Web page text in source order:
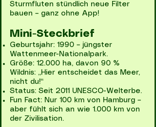
Sturmfluten stündlich neue Filter
bauen – ganz ohne App!
Mini-Steckbrief
Geburtsjahr: 1990 – jüngster
Wattenmeer-Nationalpark.
Größe: 12.000 ha, davon 90 %
Wildnis: „Hier entscheidet das Meer,
nicht du!“
Status: Seit 2011 UNESCO-Welterbe.
Fun Fact: Nur 100 km von Hamburg –
aber fühlt sich an wie 1.000 km von
der Zivilisation.